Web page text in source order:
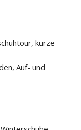
kurze
Auf- und